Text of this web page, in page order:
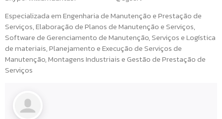
Especializada em Engenharia de Manutenção e Prestação de
Serviços, Elaboração de Planos de Manutenção e Serviços,
Software de Gerenciamento de Manutenção, Serviços e Logística
de materiais, Planejamento e Execução de Serviços de
Manutenção, Montagens Industriais e Gestão de Prestação de
Serviços